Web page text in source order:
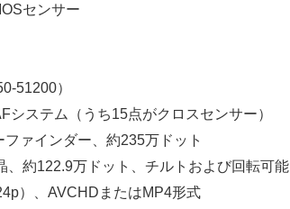
センサー
51200）
システム（うち15点がクロスセンサー）
ァインダー、約235万ドット
、約122.9万ドット、チルトおよび回転可能
）、AVCHDまたはMP4形式